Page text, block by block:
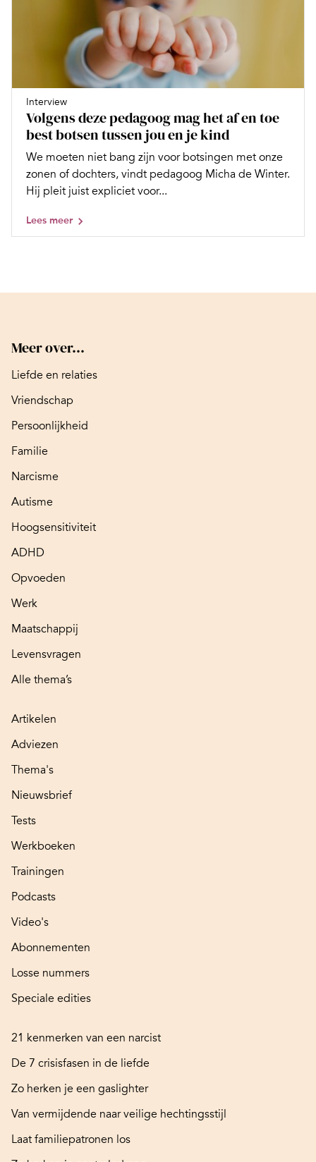
Interview
Volgens deze pedagoog mag het af en toe
best botsen tussen jou en je kind
We moeten niet bang zijn voor botsingen met onze
zonen of dochters, vindt pedagoog Micha de Winter.
Hij pleit juist expliciet voor...
Lees meer
Meer over...
Liefde en relaties
Vriendschap
Persoonlijkheid
Familie
Narcisme
Autisme
Hoogsensitiviteit
ADHD
Opvoeden
Werk
Maatschappij
Levensvragen
Alle thema’s
Artikelen
Adviezen
Thema's
Nieuwsbrief
Tests
Werkboeken
Trainingen
Podcasts
Video's
Abonnementen
Losse nummers
Speciale edities
21 kenmerken van een narcist
De 7 crisisfasen in de liefde
Zo herken je een gaslighter
Van vermijdende naar veilige hechtingsstijl
Laat familiepatronen los